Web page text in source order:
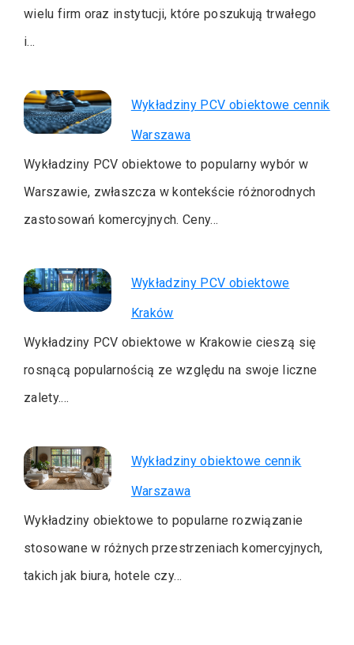
wielu firm oraz instytucji, które poszukują trwałego
i…
Wykładziny PCV obiektowe cennik
Warszawa
Wykładziny PCV obiektowe to popularny wybór w
Warszawie, zwłaszcza w kontekście różnorodnych
zastosowań komercyjnych. Ceny…
Wykładziny PCV obiektowe
Kraków
Wykładziny PCV obiektowe w Krakowie cieszą się
rosnącą popularnością ze względu na swoje liczne
zalety.…
Wykładziny obiektowe cennik
Warszawa
Wykładziny obiektowe to popularne rozwiązanie
stosowane w różnych przestrzeniach komercyjnych,
takich jak biura, hotele czy…